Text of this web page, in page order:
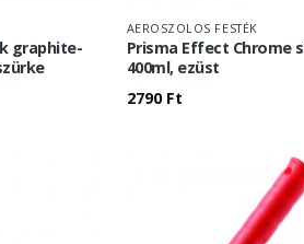
graphite-
AEROSZOLOS FESTÉK
Prisma Effect Chrome
400ml, ezüst
2790 Ft